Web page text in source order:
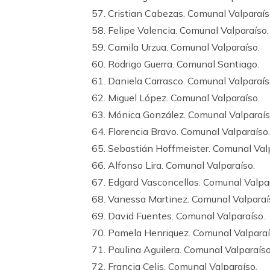
57. Cristian Cabezas. Comunal
58. Felipe Valencia. Comunal Valparaíso.
59. Camila Urzua. Comunal Valparaíso.
60. Rodrigo Guerra. Comunal Santiago.
61. Daniela Carrasco. Comunal
62. Miguel López. Comunal Valparaíso.
63. Mónica González. Comunal
64. Florencia Bravo. Comunal Valparaíso.
65. Sebastián Hoffmeister. Comunal
66. Alfonso Lira. Comunal Valparaíso.
67. Edgard Vasconcellos. Comunal
68. Vanessa Martinez. Comunal
69. David Fuentes. Comunal Valparaíso.
70. Pamela Henriquez. Comunal
71. Paulina Aguilera. Comunal
72. Francia Celis. Comunal Valparaíso.